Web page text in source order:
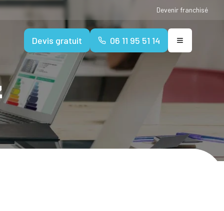
Devenir franchisé
Devis gratuit 06 11 95 51 14